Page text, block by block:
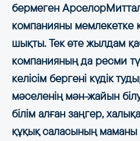
бермеген АрселорМиттал
компанияны мемлекетке
шықты. Тек өте жылдам
компанияның да ресми
келісім бергені күдік
мәселенің мән-жайын
білім алған заңгер,
құқық саласының